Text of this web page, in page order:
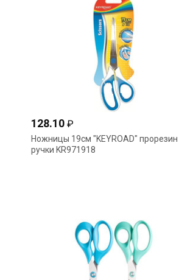
128.10 ₽
Ножницы 19см "KEYROAD" прорезин
ручки KR971918